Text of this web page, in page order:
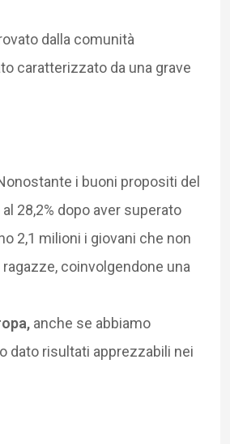
dalla comunità
caratterizzato da una grave
i buoni propositi del
28,2% dopo aver superato
2,1 milioni i giovani che non
coinvolgendone una
anche se abbiamo
dato risultati apprezzabili nei